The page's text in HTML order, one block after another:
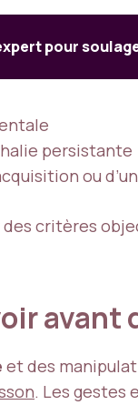
pour
persistante
ou
critères
avant
et des
. Les gestes